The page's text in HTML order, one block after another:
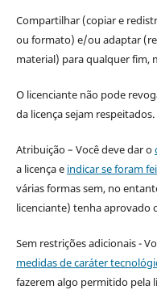
Compartilhar (copiar e
ou formato) e/ou adaptar
material) para qualquer fim,
O licenciante não pode
da licença sejam
Atribuição – Você deve dar o
a licença e indicar se foram
várias formas sem, no
licenciante) tenha aprovado
Sem restrições adicionais -
medidas de caráter
fazerem algo permitido pela